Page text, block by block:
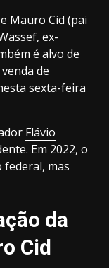
e Mauro Cid (pai
, ex-
é alvo de
de
sexta-feira
Flávio
Em 2022, o
federal, mas
da
Cid